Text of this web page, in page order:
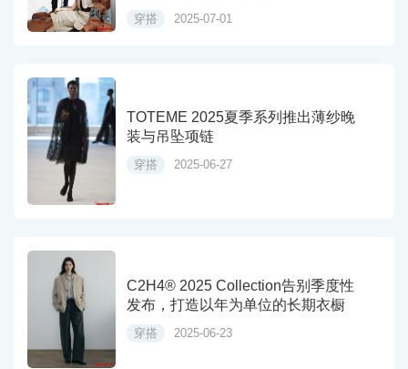
穿搭 2025-07-01
TOTEME 2025夏季系列推出薄纱晚
装与吊坠项链
穿搭 2025-06-27
C2H4® 2025 Collection告别季度性
发布，打造以年为单位的长期衣橱
穿搭 2025-06-23